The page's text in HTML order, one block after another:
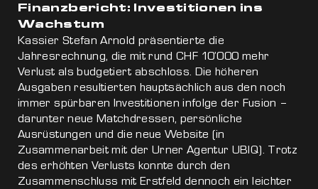
Finanzbericht: Investitionen ins
Wachstum
Kassier Stefan Arnold präsentierte die
Jahresrechnung, die mit rund CHF 10’000 mehr
Verlust als budgetiert abschloss. Die höheren
Ausgaben resultierten hauptsächlich aus den noch
immer spürbaren Investitionen infolge der Fusion –
darunter neue Matchdressen, persönliche
Ausrüstungen und die neue Website (in
Zusammenarbeit mit der Urner Agentur UBIQ). Trotz
des erhöhten Verlusts konnte durch den
Zusammenschluss mit Erstfeld dennoch ein leichter